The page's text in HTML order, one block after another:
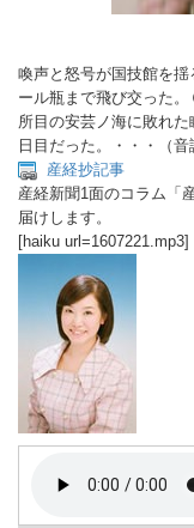
喚声と怒号が国技館を
ール瓶まで飛び交った
所目の安芸ノ海に敗れ
日目だった。・・・（音
産経抄記事
産経新聞1面のコラム「
届けします。
[haiku url=1607221.mp3]